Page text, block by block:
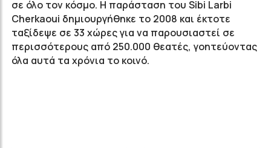
σε όλο τον κόσμο. Η παράσταση του Sibi Larbi
Cherkaoui δημιουργήθηκε το 2008 και έκτοτε
ταξίδεψε σε 33 χώρες για να παρουσιαστεί σε
περισσότερους από 250.000 θεατές, γοητεύοντας
όλα αυτά τα χρόνια το κοινό.